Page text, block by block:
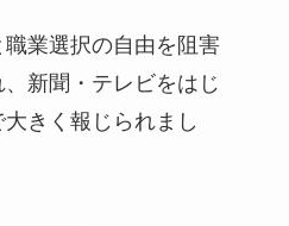
業選択の自由を阻害
新聞・テレビをはじ
きく報じられまし